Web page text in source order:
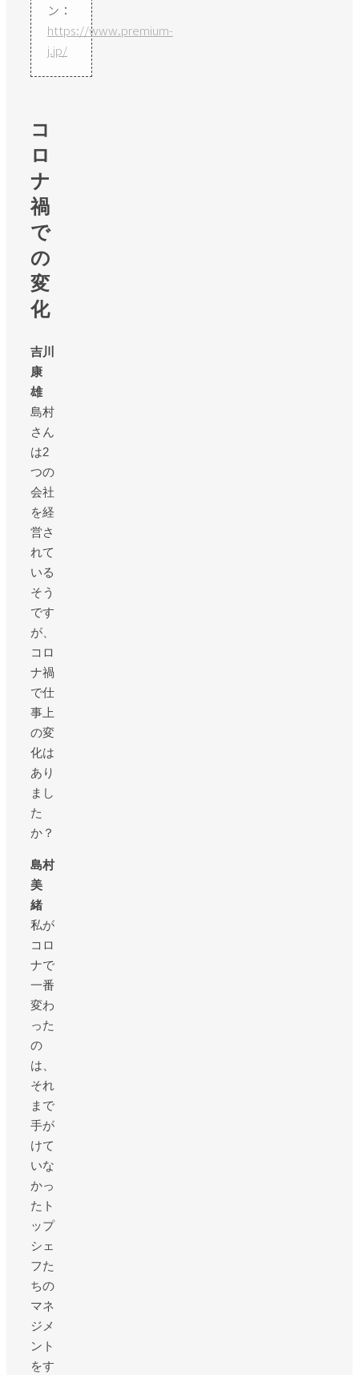
ン：
https://www.premium-
j.jp/
コ
ロ
ナ
禍
で
の
変
化
吉川
康
雄
島村
さん
は2
つの
会社
を経
営さ
れて
いる
そう
です
が、
コロ
ナ禍
で仕
事上
の変
化は
あり
まし
た
か？
島村
美
緒
私が
コロ
ナで
一番
変わ
った
の
は、
それ
まで
手が
けて
いな
かっ
たト
ップ
シェ
フた
ちの
マネ
ジメ
ント
をす